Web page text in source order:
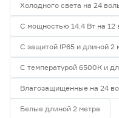
Холодного света на 24
С мощностью 14.4 Вт на 12
С защитой IP65 и длиной 2
С температурой 6500К и
Влагозащищенные на 24
Белые длиной 2 метра